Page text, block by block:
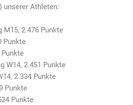
unserer Athleten:
M15, 2.476 Punkte
Punkte
Punkte
W14, 2.451 Punkte
2.334 Punkte
Punkte
Punkte